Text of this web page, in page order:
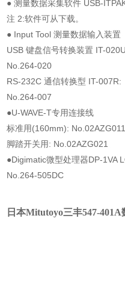
● 测量数据采集软件 USB-
注 2:软件可从下载。
● Input Tool 测量数据输入装置
USB 键盘信号转换装置 IT-
No.264-020
RS-232C 通信转换型 IT-007R:
No.264-007
●U-WAVE-T专用连接线
标准用(160mm): No.02AZG011
脚踏开关用: No.02AZG021
●Digimatic微型处理器DP-1VA
No.264-505DC
日本Mitutoyo三丰547-